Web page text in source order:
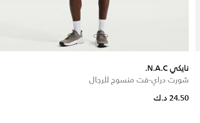
نايكي N.A.C.
شورت دراي-فت منسوج للرجال
24.50 د.ك
from